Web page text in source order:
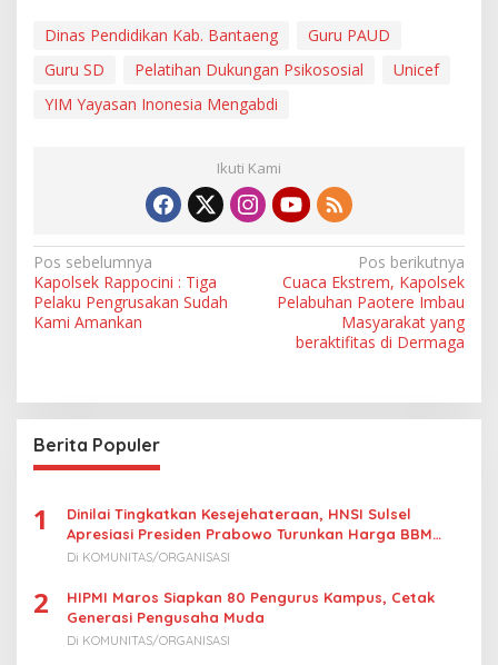
Dinas Pendidikan Kab. Bantaeng
Guru PAUD
Guru SD
Pelatihan Dukungan Psikososial
Unicef
YIM Yayasan Inonesia Mengabdi
Ikuti Kami
N
a
v
a
s
p
Pos sebelumnya
Kapolsek Rappocini : Tiga
Pelaku Pengrusakan Sudah
Kami Amankan
Pos berikutnya
Cuaca Ekstrem, Kapolsek
Pelabuhan Paotere Imbau
Masyarakat yang
beraktifitas di Dermaga
Berita Populer
1
Dinilai Tingkatkan Kesejehateraan, HNSI Sulsel
Apresiasi Presiden Prabowo Turunkan Harga BBM
Nelayan
Di KOMUNITAS/ORGANISASI
2
HIPMI Maros Siapkan 80 Pengurus Kampus, Cetak
Generasi Pengusaha Muda
Di KOMUNITAS/ORGANISASI